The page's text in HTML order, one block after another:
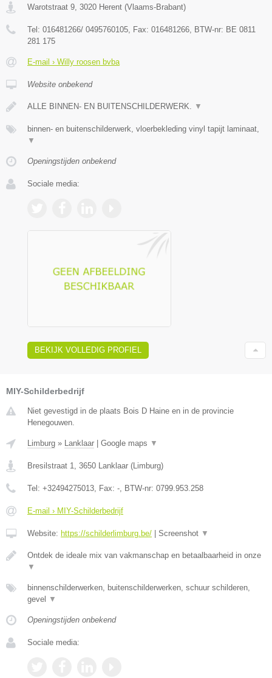
Warotstraat 9, 3020 Herent (Vlaams-Brabant)
Tel: 016481266/ 0495760105, Fax: 016481266, BTW-nr: BE 0811
281 175
E-mail › Willy roosen bvba
Website onbekend
ALLE BINNEN- EN BUITENSCHILDERWERK. ▼
binnen- en buitenschilderwerk, vloerbekleding vinyl tapijt laminaat,
▼
Openingstijden onbekend
Sociale media:
BEKIJK VOLLEDIG PROFIEL
MIY-Schilderbedrijf
Niet gevestigd in de plaats Bois D Haine en in de provincie
Henegouwen.
Limburg » Lanklaar Google maps ▼
Bresilstraat 1, 3650 Lanklaar (Limburg)
Tel: +32494275013, Fax: -, BTW-nr: 0799.953.258
E-mail › MIY-Schilderbedrijf
Website: https://schilderlimburg.be/ Screenshot ▼
Ontdek de ideale mix van vakmanschap en betaalbaarheid in onze
▼
binnenschilderwerken, buitenschilderwerken, schuur schilderen,
gevel
▼
Openingstijden onbekend
Sociale media: